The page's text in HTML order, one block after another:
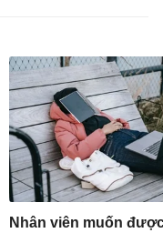
Nhân viên muốn